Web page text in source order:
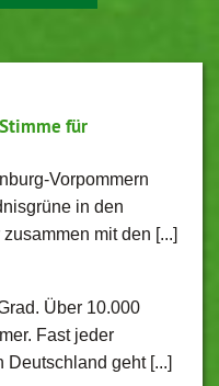
für
Vorpommern
in den
mit den [...]
Über 10.000
Fast jeder
Deutschland geht [...]